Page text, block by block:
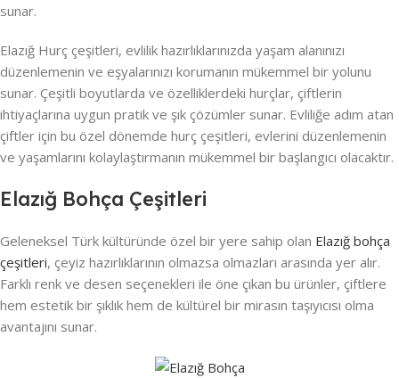
sunar.
Elazığ Hurç çeşitleri, evlilik hazırlıklarınızda yaşam alanınızı
düzenlemenin ve eşyalarınızı korumanın mükemmel bir yolunu
sunar. Çeşitli boyutlarda ve özelliklerdeki hurçlar, çiftlerin
ihtiyaçlarına uygun pratik ve şık çözümler sunar. Evliliğe adım atan
çiftler için bu özel dönemde hurç çeşitleri, evlerini düzenlemenin
ve yaşamlarını kolaylaştırmanın mükemmel bir başlangıcı olacaktır.
Elazığ Bohça Çeşitleri
Geleneksel Türk kültüründe özel bir yere sahip olan Elazığ bohça
çeşitleri, çeyiz hazırlıklarının olmazsa olmazları arasında yer alır.
Farklı renk ve desen seçenekleri ile öne çıkan bu ürünler, çiftlere
hem estetik bir şıklık hem de kültürel bir mirasın taşıyıcısı olma
avantajını sunar.